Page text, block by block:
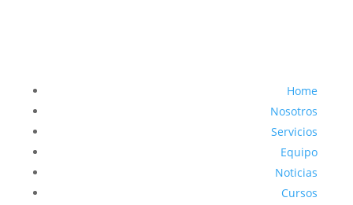
Home
Nosotros
Servicios
Equipo
Noticias
Cursos